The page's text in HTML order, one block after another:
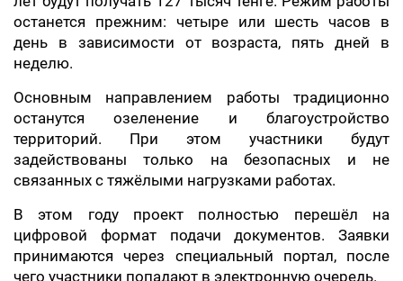
останется прежним: четыре или шесть часов в
день в зависимости от возраста, пять дней в
неделю.
Основным направлением работы традиционно
останутся озеленение и благоустройство
территорий. При этом участники будут
задействованы только на безопасных и не
связанных с тяжёлыми нагрузками работах.
В этом году проект полностью перешёл на
цифровой формат подачи документов. Заявки
принимаются через специальный портал, после
чего участники попадают в электронную очередь.